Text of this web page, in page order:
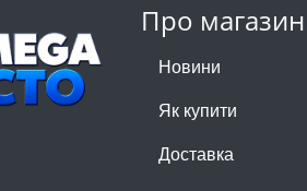
Про магазин
Новини
Як купити
Доставка